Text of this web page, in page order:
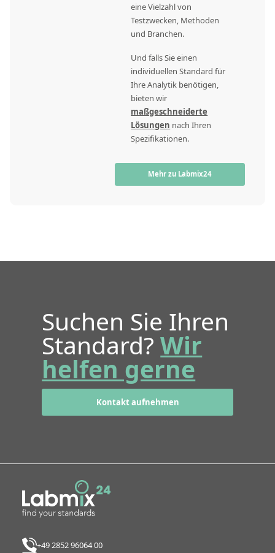
eine Vielzahl von
Testzwecken, Methoden
und Branchen.
Und falls Sie einen
individuellen Standard für
Ihre Analytik benötigen,
bieten wir
maßgeschneiderte
Lösungen nach Ihren
Spezifikationen.
Mehr zu Labmix24
Suchen Sie Ihren
Standard?Wir
helfen gerne
Kontakt aufnehmen
+49 2852 96064 00